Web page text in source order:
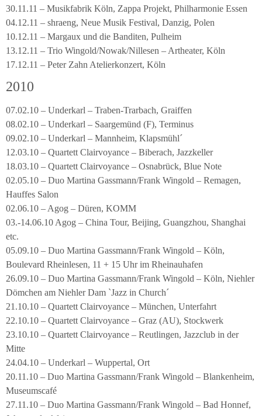
30.11.11 – Musikfabrik Köln, Zappa Projekt, Philharmonie Essen
04.12.11 – shraeng, Neue Musik Festival, Danzig, Polen
10.12.11 – Margaux und die Banditen, Pulheim
13.12.11 – Trio Wingold/Nowak/Nillesen – Artheater, Köln
17.12.11 – Peter Zahn Atelierkonzert, Köln
2010
07.02.10 – Underkarl – Traben-Trarbach, Graiffen
08.02.10 – Underkarl – Saargemünd (F), Terminus
09.02.10 – Underkarl – Mannheim, Klapsmühl´
12.03.10 – Quartett Clairvoyance – Biberach, Jazzkeller
18.03.10 – Quartett Clairvoyance – Osnabrück, Blue Note
02.05.10 – Duo Martina Gassmann/Frank Wingold – Remagen,
Hauffes Salon
02.06.10 – Agog – Düren, KOMM
03.-14.06.10 Agog – China Tour, Beijing, Guangzhou, Shanghai
etc.
05.09.10 – Duo Martina Gassmann/Frank Wingold – Köln,
Boulevard Rheinlesen, 11 + 15 Uhr im Rheinauhafen
26.09.10 – Duo Martina Gassmann/Frank Wingold – Köln, Niehler
Dömchen am Niehler Dam `Jazz in Church´
21.10.10 – Quartett Clairvoyance – München, Unterfahrt
22.10.10 – Quartett Clairvoyance – Graz (AU), Stockwerk
23.10.10 – Quartett Clairvoyance – Reutlingen, Jazzclub in der
Mitte
24.04.10 – Underkarl – Wuppertal, Ort
20.11.10 – Duo Martina Gassmann/Frank Wingold – Blankenheim,
Museumscafé
27.11.10 – Duo Martina Gassmann/Frank Wingold – Bad Honnef,